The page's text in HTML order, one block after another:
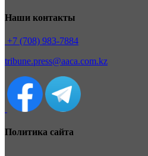
Наши контакты
+7 (708) 983-7884
tribune.press@aaca.com.kz
Политика сайта